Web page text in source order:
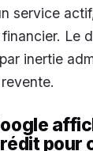
service
Le
inertie
pour